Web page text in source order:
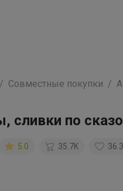
Совместные покупки
сливки по
5.0 35.7K